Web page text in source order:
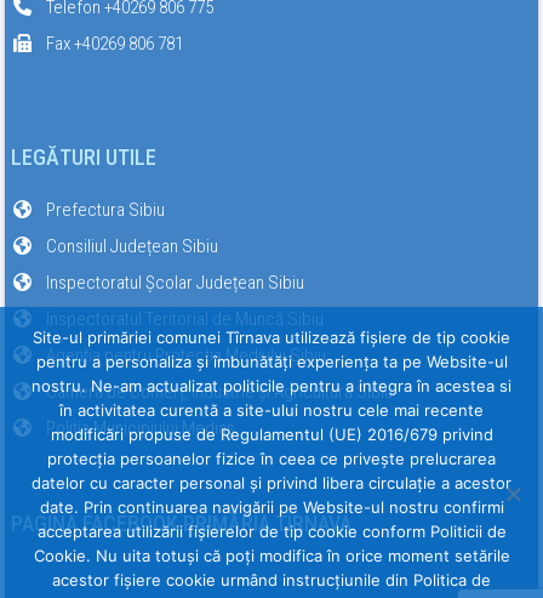
Telefon +40269 806 775
Fax +40269 806 781
LEGĂTURI UTILE
Prefectura Sibiu
Consiliul Județean Sibiu
Inspectoratul Școlar Județean Sibiu
Inspectoratul Teritorial de Muncă Sibiu
Agenția pentru Protecția Mediului Sibiu
Camera de Comerț, Industrie și Agricultură Sibiu
Poliția Municipiului Mediaș
PAGINA FACEBOOK PRIMĂRIA TÎRNAVA
Site-ul primăriei comunei Tîrnava utilizează fişiere de tip cookie
pentru a personaliza și îmbunătăți experiența ta pe Website-ul
nostru. Ne-am actualizat politicile pentru a integra în acestea si
în activitatea curentă a site-ului nostru cele mai recente
modificări propuse de Regulamentul (UE) 2016/679 privind
protecția persoanelor fizice în ceea ce privește prelucrarea
datelor cu caracter personal și privind libera circulație a acestor
date. Prin continuarea navigării pe Website-ul nostru confirmi
acceptarea utilizării fişierelor de tip cookie conform Politicii de
Cookie. Nu uita totuși că poți modifica în orice moment setările
acestor fişiere cookie urmând instrucțiunile din Politica de